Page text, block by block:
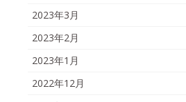
2023年3月
2023年2月
2023年1月
2022年12月